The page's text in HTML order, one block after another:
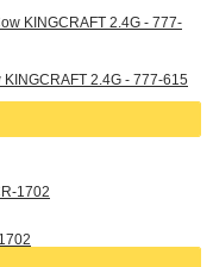
2.4G - 777-615